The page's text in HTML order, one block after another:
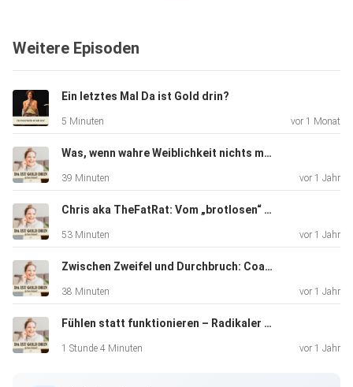
Weitere Episoden
Ein letztes Mal Da ist Gold drin?
5 Minuten vor 1 Monat
Was, wenn wahre Weiblichkeit nichts mit Nettsein zu tun hat – sondern mit Macht
39 Minuten vor 1 Jahr
Chris aka TheFatRat: Vom „brotlosen“ Künstler zum Millionenerfolg - Über Mut, Visionen & wie man leise Rebellion zur Leb
53 Minuten vor 1 Jahr
Zwischen Zweifel und Durchbruch: Coaching-Haltung, klare Strukturen & der Weg zur neuen Positionierung
38 Minuten vor 1 Jahr
Fühlen statt funktionieren – Radikaler Real Talk über innere Freiheit und Selbstführung
1 Stunde 4 Minuten vor 1 Jahr